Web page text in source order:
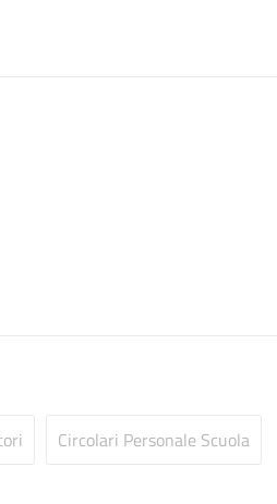
Circolari Personale Scuola